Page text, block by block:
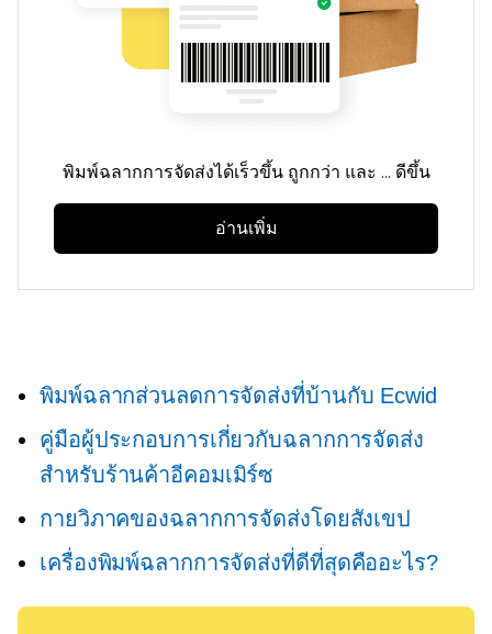
พิมพ์ฉลากการจัดส่งได้เร็วขึ้น ถูกกว่า และ ... ดีขึ้น
อ่านเพิ่ม
พิมพ์ฉลากส่วนลดการจัดส่งที่บ้านกับ Ecwid
คู่มือผู้ประกอบการเกี่ยวกับฉลากการจัดส่ง
สำหรับร้านค้าอีคอมเมิร์ซ
กายวิภาคของฉลากการจัดส่งโดยสังเขป
เครื่องพิมพ์ฉลากการจัดส่งที่ดีที่สุดคืออะไร?